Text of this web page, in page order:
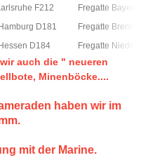
F212
Fregatte Bayern
D181
Fregatte Bremen
D184 Fregatte Nieders.
auch die " neueren
Minenböcke....
haben wir im
mit der Marine.